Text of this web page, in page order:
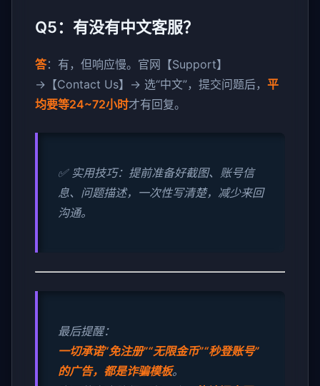
Q5：有没有中文客服？
答：有，但响应慢。官网【Support】
→【Contact Us】→ 选“中文”，提交问题后， 平
均要等24~72小时才有回复。
✅ 实用技巧：提前准备好截图、账号信
息、问题描述，一次性写清楚，减少来回
沟通。
最后提醒：
一切承诺“免注册”“无限金币”“秒登账号”
的广告，都是诈骗模板。